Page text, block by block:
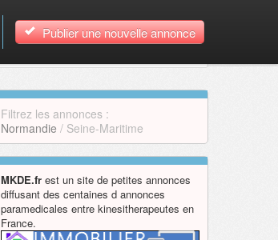
Publier une nouvelle annonce
Filtrez les annonces :
Normandie / Seine-Maritime
MKDE.fr est un site de petites annonces
diffusant des centaines d annonces
paramedicales entre kinesitherapeutes en
France.